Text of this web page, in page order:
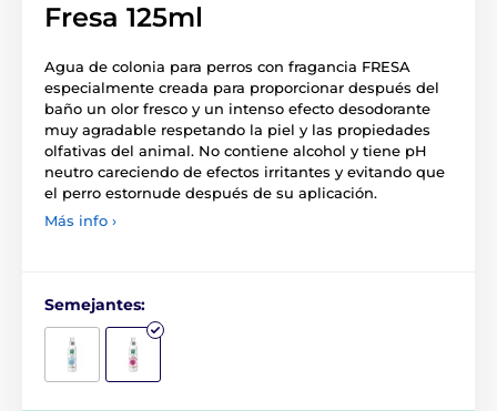
Fresa 125ml
Agua de colonia para perros con fragancia FRESA
especialmente creada para proporcionar después del
baño un olor fresco y un intenso efecto desodorante
muy agradable respetando la piel y las propiedades
olfativas del animal. No contiene alcohol y tiene pH
neutro careciendo de efectos irritantes y evitando que
el perro estornude después de su aplicación.
Más info ›
Semejantes: